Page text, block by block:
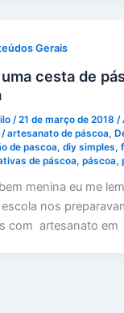
Gerais
cesta de
/21 de março de 2018 /
/artesanato de páscoa,
de pascoa,diy simples,
de páscoa,páscoa,
menina eu me
nos
com artesanato em